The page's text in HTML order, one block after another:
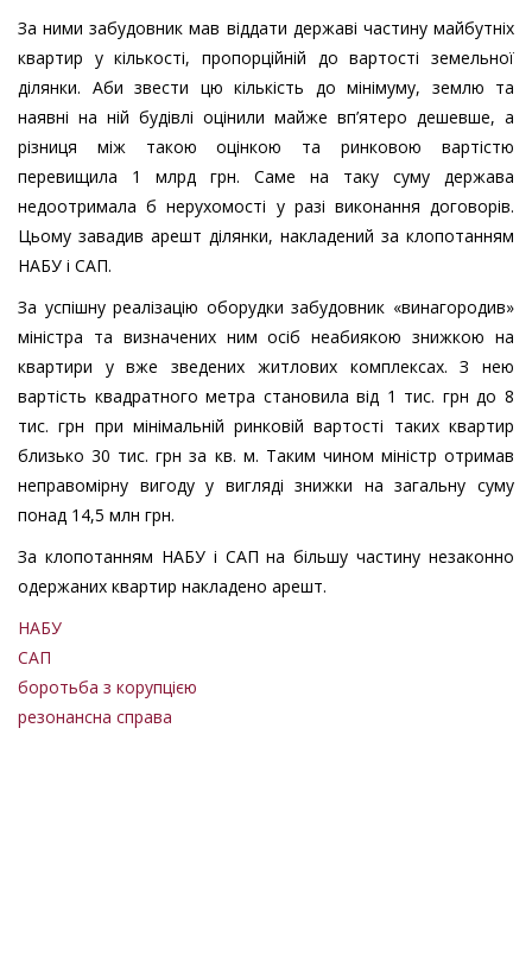
За ними забудовник мав віддати державі частину майбутніх
квартир у кількості, пропорційній до вартості земельної
ділянки. Аби звести цю кількість до мінімуму, землю та
наявні на ній будівлі оцінили майже вп’ятеро дешевше, а
різниця між такою оцінкою та ринковою вартістю
перевищила 1 млрд грн. Саме на таку суму держава
недоотримала б нерухомості у разі виконання договорів.
Цьому завадив арешт ділянки, накладений за клопотанням
НАБУ і САП.
За успішну реалізацію оборудки забудовник «винагородив»
міністра та визначених ним осіб неабиякою знижкою на
квартири у вже зведених житлових комплексах. З нею
вартість квадратного метра становила від 1 тис. грн до 8
тис. грн при мінімальній ринковій вартості таких квартир
близько 30 тис. грн за кв. м. Таким чином міністр отримав
неправомірну вигоду у вигляді знижки на загальну суму
понад 14,5 млн грн.
За клопотанням НАБУ і САП на більшу частину незаконно
одержаних квартир накладено арешт.
НАБУ
САП
боротьба з корупцією
резонансна справа